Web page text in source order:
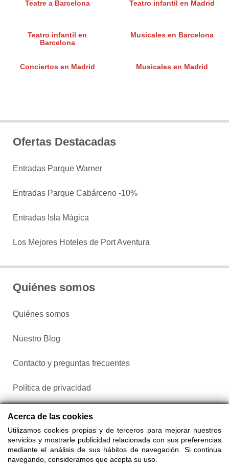
Teatre a Barcelona Teatro infantil en Madrid
Teatro infantil en
Barcelona
Musicales en Barcelona
Conciertos en Madrid Musicales en Madrid
Ofertas Destacadas
Entradas Parque Warner
Entradas Parque Cabárceno -10%
Entradas Isla Mágica
Los Mejores Hoteles de Port Aventura
Quiénes somos
Quiénes somos
Nuestro Blog
Contacto y preguntas frecuentes
Política de privacidad
Configurar cookies
Acerca de las cookies
Utilizamos cookies propias y de terceros para mejorar nuestros
servicios y mostrarle publicidad relacionada con sus preferencias
mediante el análisis de sus hábitos de navegación. Si continua
navegando, consideramos que acepta su uso.